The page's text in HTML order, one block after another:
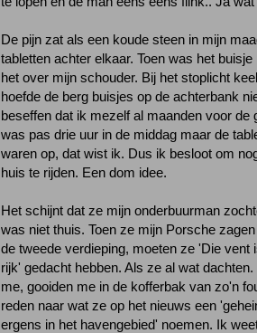
De pijn zat als een koude steen in mijn
tabletten achter elkaar. Toen was het buisje
het over mijn schouder. Bij het stoplicht
hoefde de berg buisjes op de achterbank
beseffen dat ik mezelf al maanden voor de
was pas drie uur in de middag maar de
waren op, dat wist ik. Dus ik besloot om
huis te rijden. Een dom idee.
Het schijnt dat ze mijn onderbuurman
was niet thuis. Toen ze mijn Porsche
de tweede verdieping, moeten ze 'Die vent
rijk' gedacht hebben. Als ze al wat
me, gooiden me in de kofferbak van zo'n
reden naar wat ze op het nieuws een
ergens in het havengebied' noemen. Ik